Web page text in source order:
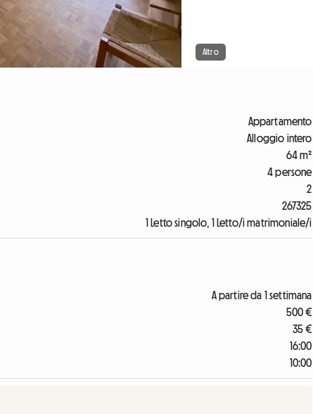
Altro
Appartamento
Alloggio intero
64 m²
4 persone
2
267325
1 Letto singolo, 1 Letto/i matrimoniale/i
A partire da 1 settimana
500 €
35 €
16:00
10:00